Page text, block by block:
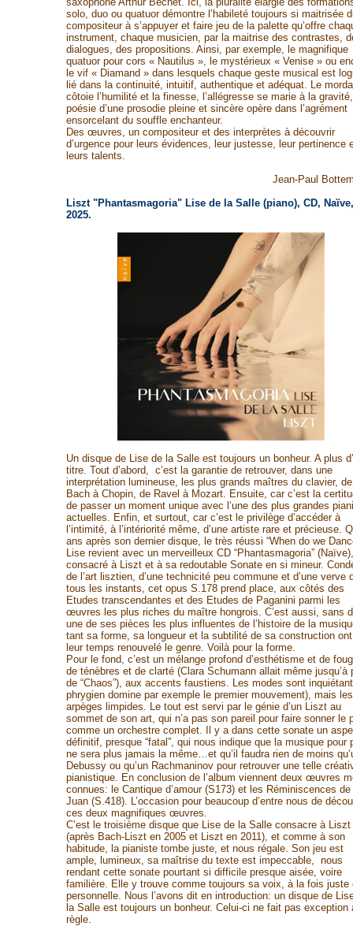
solo, duo ou quatuor démontre l’habileté toujours si maitrisée
compositeur à s’appuyer et faire jeu de la palette qu’offre
instrument, chaque musicien, par la maitrise des contrastes,
dialogues, des propositions. Ainsi, par exemple, le magnifique
quatuor pour cors « Nautilus », le mystérieux « Venise » ou
le vif « Diamand » dans lesquels chaque geste musical est
lié dans la continuité, intuitif, authentique et adéquat. Le
côtoie l’humilité et la finesse, l’allégresse se marie à la
poésie d’une prosodie pleine et sincère opère dans l’agrément
ensorcelant du souffle enchanteur.
Des œuvres, un compositeur et des interprètes à découvrir
d’urgence pour leurs évidences, leur justesse, leur pertinence
leurs talents.
Jean-Paul
Liszt "Phantasmagoria" Lise de la Salle (piano), CD, Naïve,
2025.
Un disque de Lise de la Salle est toujours un bonheur. A plus
titre. Tout d’abord, c’est la garantie de retrouver, dans une
interprétation lumineuse, les plus grands maîtres du clavier, de
Bach à Chopin, de Ravel à Mozart. Ensuite, car c’est la
de passer un moment unique avec l’une des plus grandes
actuelles. Enfin, et surtout, car c’est le privilège d’accéder à
l’intimité, à l’intériorité même, d’une artiste rare et précieuse.
ans après son dernier disque, le très réussi “When do we
Lise revient avec un merveilleux CD “Phantasmagoria” (Naïve),
consacré à Liszt et à sa redoutable Sonate en si mineur.
de l’art lisztien, d’une technicité peu commune et d’une verve
tous les instants, cet opus S.178 prend place, aux côtés des
Etudes transcendantes et des Etudes de Paganini parmi les
œuvres les plus riches du maître hongrois. C’est aussi, sans
une de ses pièces les plus influentes de l’histoire de la
tant sa forme, sa longueur et la subtilité de sa construction
leur temps renouvelé le genre. Voilà pour la forme.
Pour le fond, c’est un mélange profond d’esthétisme et de
de ténèbres et de clarté (Clara Schumann allait même jusqu’à
de “Chaos”), aux accents faustiens. Les modes sont
phrygien domine par exemple le premier mouvement), mais les
arpèges limpides. Le tout est servi par le génie d’un Liszt au
sommet de son art, qui n’a pas son pareil pour faire sonner le
comme un orchestre complet. Il y a dans cette sonate un
définitif, presque “fatal”, qui nous indique que la musique pour
ne sera plus jamais la même…et qu’il faudra rien de moins
Debussy ou qu’un Rachmaninov pour retrouver une telle
pianistique. En conclusion de l’album viennent deux œuvres
connues: le Cantique d’amour (S173) et les Réminiscences de
Juan (S.418). L’occasion pour beaucoup d’entre nous de
ces deux magnifiques œuvres.
C’est le troisième disque que Lise de la Salle consacre à Liszt
(après Bach-Liszt en 2005 et Liszt en 2011), et comme à son
habitude, la pianiste tombe juste, et nous régale. Son jeu est
ample, lumineux, sa maîtrise du texte est impeccable, nous
rendant cette sonate pourtant si difficile presque aisée, voire
familière. Elle y trouve comme toujours sa voix, à la fois juste
personnelle. Nous l’avons dit en introduction: un disque de
la Salle est toujours un bonheur. Celui-ci ne fait pas exception
règle.